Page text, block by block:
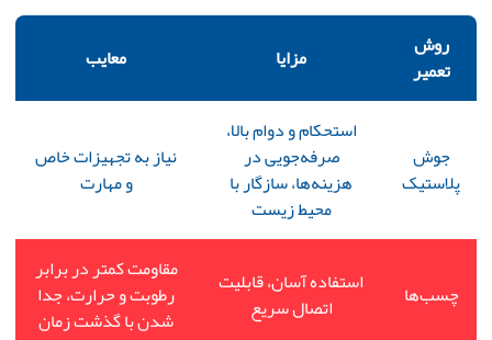
روش
تعمیر مزایا معایب
جوش
پلاستیک
استحکام و دوام بالا،
صرفه‌جویی در
هزینه‌ها، سازگار با
محیط زیست
نیاز به تجهیزات خاص
و مهارت
چسب‌ها استفاده آسان، قابلیت
اتصال سریع
مقاومت کمتر در برابر
رطوبت و حرارت، جدا
شدن با گذشت زمان